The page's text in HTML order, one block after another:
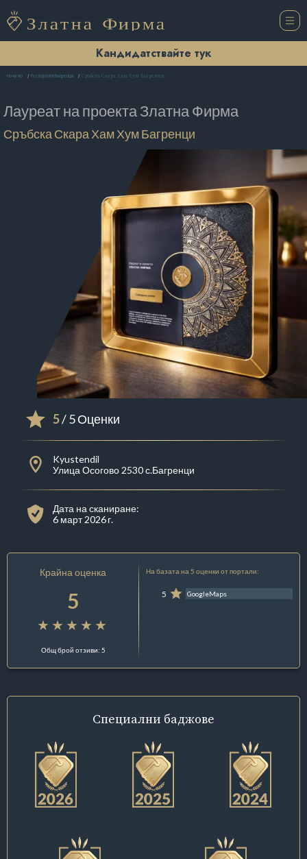
Кандидатствайте тук
Начало Ресторанти Багренци Сръбска Скара Хам Хум Багренци
Лауреат на проектаЗлатна Фирма
Сръбска Скара Хам Хум Багренци
5/ 5 Оценки
Kyustendil
Улица Осогово 2530 с.Багренци
Дата на сканиране:
6 март 2026 г.
Крайна оценка
5
Общ брой отзиви: 5
На базата на 5 оценки от портали:
5 GoogleMaps
Специални баджове